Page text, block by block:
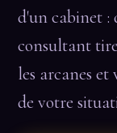
d'un cabinet :
consultant
les arcanes et
de votre